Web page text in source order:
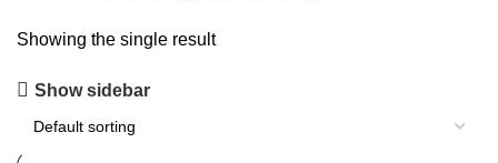
Showing the single result
Show sidebar